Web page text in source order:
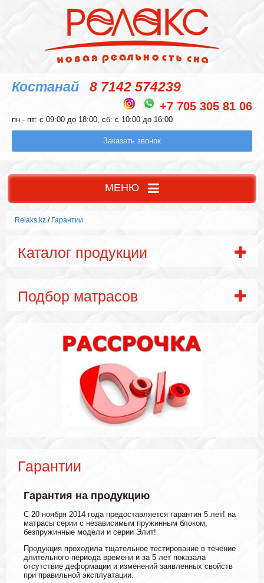
Костанай 8 7142 574239
+7 705 305 81 06
пн - пт: с 09:00 до 18:00, сб: с 10:00 до 16:00
Заказать звонок
МЕНЮ
Relaks.kz / Гарантии
Каталог продукции
Подбор матрасов
Гарантии
Гарантия на продукцию
С 20 ноября 2014 года предоставляется гарантия 5 лет! на
матрасы серии с независимым пружинным блоком,
безпружинные модели и серии Элит!
Продукция проходила тщательное тестирование в течение
длительного периода времени и за 5 лет показала
отсутствие деформации и изменений заявленных свойств
при правильной эксплуатации.